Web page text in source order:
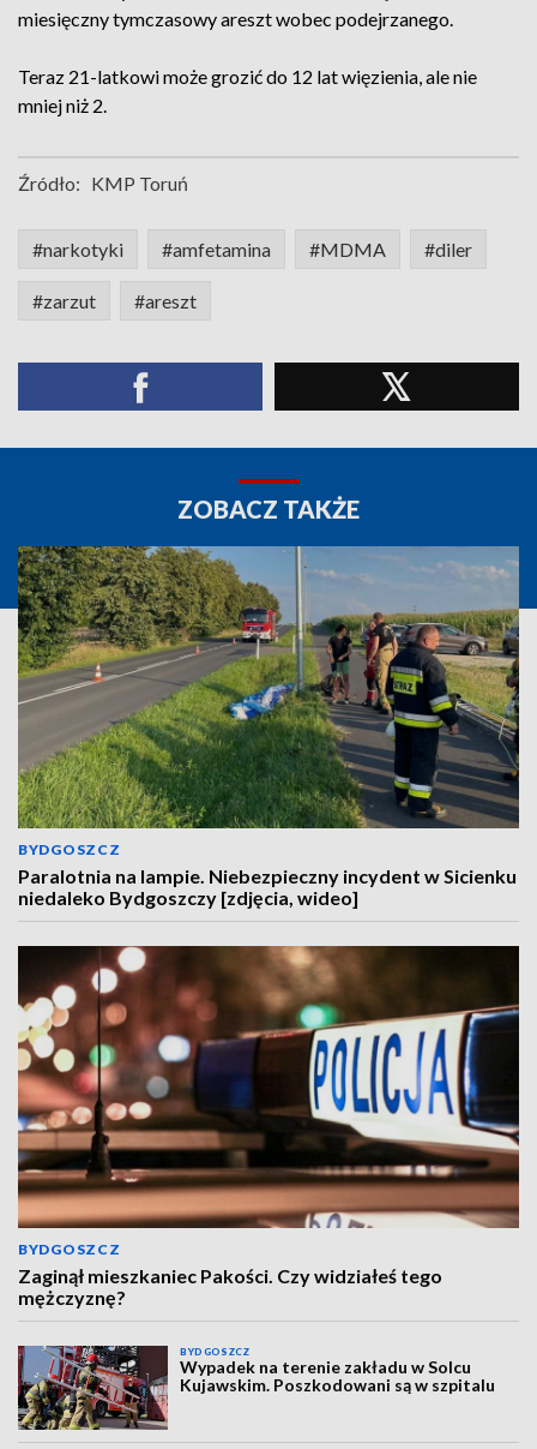
miesięczny tymczasowy areszt wobec podejrzanego.
Teraz 21-latkowi może grozić do 12 lat więzienia, ale nie
mniej niż 2.
Źródło: KMP Toruń
#narkotyki #amfetamina #MDMA #diler
#zarzut #areszt
ZOBACZ TAKŻE
BYDGOSZCZ
Paralotnia na lampie. Niebezpieczny incydent w Sicienku
niedaleko Bydgoszczy [zdjęcia, wideo]
BYDGOSZCZ
Zaginął mieszkaniec Pakości. Czy widziałeś tego
mężczyznę?
BYDGOSZCZ
Wypadek na terenie zakładu w Solcu
Kujawskim. Poszkodowani są w szpitalu